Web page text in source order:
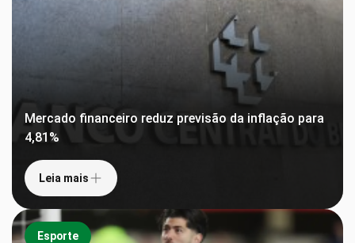
Mercado financeiro reduz previsão da inflação para
4,81%
Leia mais
Esporte